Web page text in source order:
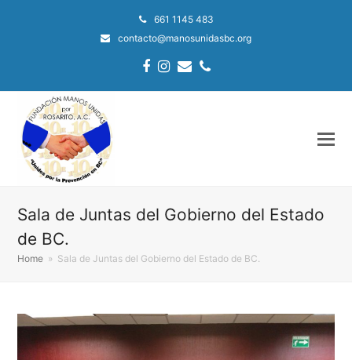
661 1145 483
contacto@manosunidasbc.org
Facebook
Instagram
EmailPhone
Sala de Juntas del Gobierno del Estado
de BC.
Home » Sala de Juntas del Gobierno del Estado de BC.